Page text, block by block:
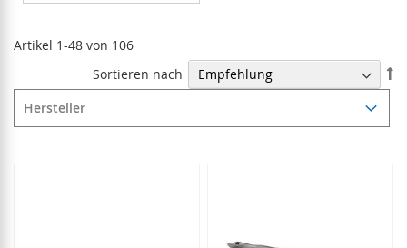
Artikel 1-48 von 106
Sortieren nach
In
Hersteller